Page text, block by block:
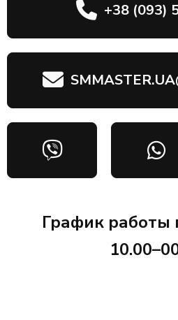
+38 (093)
График работы